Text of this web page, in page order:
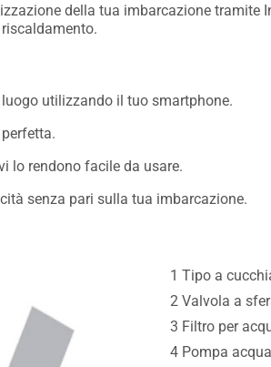
della tua imbarcazione tramite
utilizzando il tuo smartphone.
lo rendono facile da usare.
senza pari sulla tua imbarcazione.
1 Tipo a
2 Valvola a
3 Filtro per
4 Pompa